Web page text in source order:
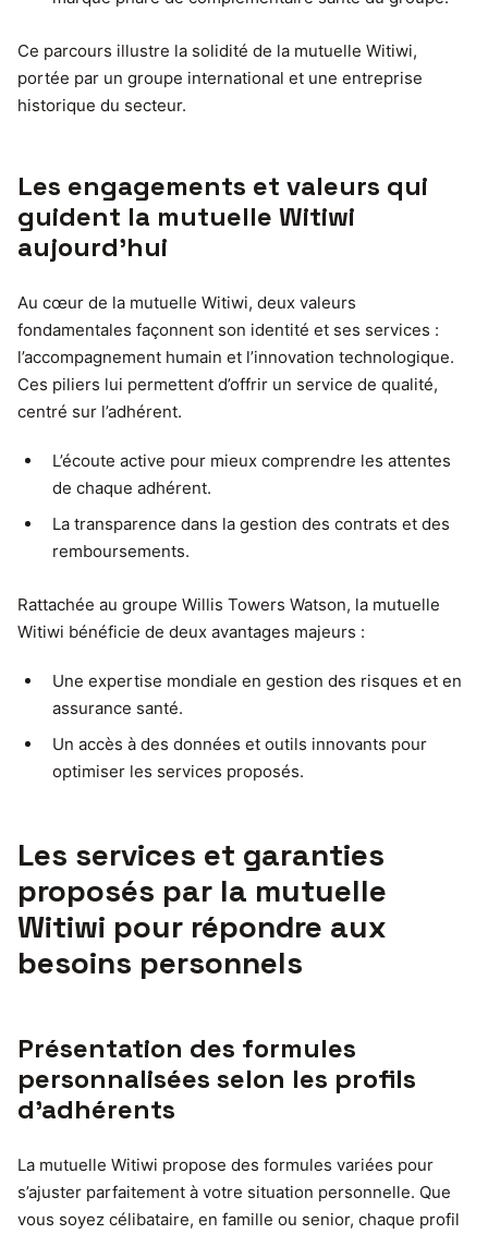
Ce parcours illustre la solidité de la mutuelle Witiwi,
portée par un groupe international et une entreprise
historique du secteur.
Les engagements et valeurs qui
guident la mutuelle Witiwi
aujourd’hui
Au cœur de la mutuelle Witiwi, deux valeurs
fondamentales façonnent son identité et ses services :
l’accompagnement humain et l’innovation technologique.
Ces piliers lui permettent d’offrir un service de qualité,
centré sur l’adhérent.
L’écoute active pour mieux comprendre les attentes
de chaque adhérent.
La transparence dans la gestion des contrats et des
remboursements.
Rattachée au groupe Willis Towers Watson, la mutuelle
Witiwi bénéficie de deux avantages majeurs :
Une expertise mondiale en gestion des risques et en
assurance santé.
Un accès à des données et outils innovants pour
optimiser les services proposés.
Les services et garanties
proposés par la mutuelle
Witiwi pour répondre aux
besoins personnels
Présentation des formules
personnalisées selon les profils
d’adhérents
La mutuelle Witiwi propose des formules variées pour
s’ajuster parfaitement à votre situation personnelle. Que
vous soyez célibataire, en famille ou senior, chaque profil